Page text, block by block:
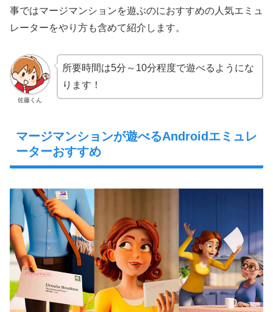
事ではマージマンションを遊ぶのにおすすめの人気エミュ
レーターをやり方も含めて紹介します。
佐藤くん
所要時間は5分～10分程度で遊べるようにな
ります！
マージマンションが遊べるAndroidエミュレ
ーターおすすめ